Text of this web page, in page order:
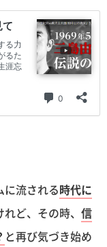
流される時代に
ど、その時、 信
と再び気づき始め